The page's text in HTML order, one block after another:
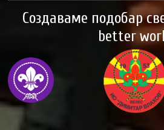
Создаваме подобар
better